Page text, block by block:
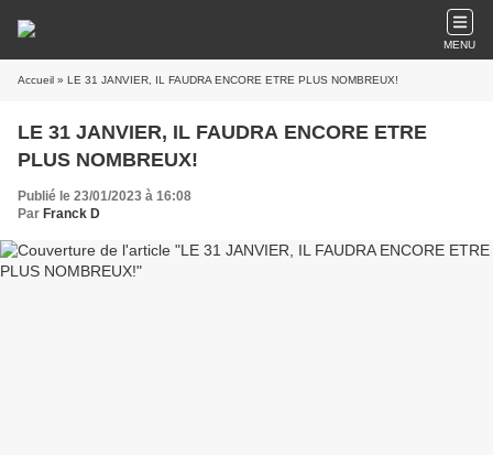
MENU
Accueil » LE 31 JANVIER, IL FAUDRA ENCORE ETRE PLUS NOMBREUX!
LE 31 JANVIER, IL FAUDRA ENCORE ETRE
PLUS NOMBREUX!
Publié le 23/01/2023 à 16:08
Par Franck D